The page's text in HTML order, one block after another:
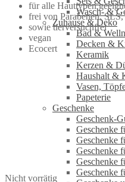
Wasch‑ &
Zuhause & Deko
Bad &
Decken &
Keramik
Kerzen &
Haushalt &
Vasen,
Papeterie
Geschenke
Geschenk-
Geschenke
Geschenke
Geschenke
Geschenke
Geschenke
für alle Hauttypen
frei von Parabenen,
sowie tierversuchfrei
vegan
Ecocert
Nicht vorrätig